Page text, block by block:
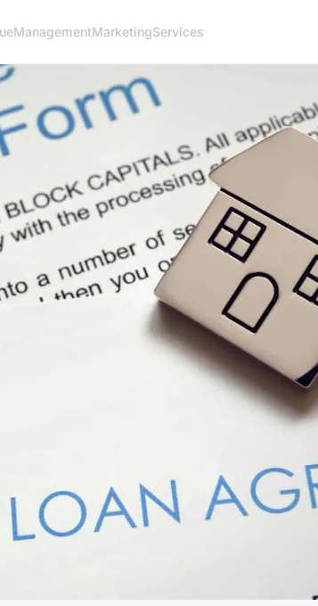
ManagementMarketingServices